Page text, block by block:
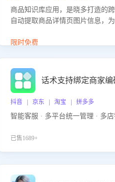
商品知识库应用，是晓多打造的
自动提取商品详情页图片信息，
商品知识。
限时免费
话术支持绑定商家编
抖音 | 京东 | 淘宝 | 拼多多
智能客服 · 多平台统一管理 · 多
已售1689+